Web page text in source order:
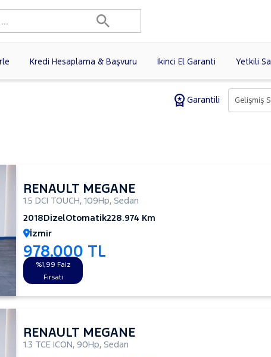
Kredi Hesaplama & Başvuru İkinci El Garanti Yetkili
Garantili
RENAULT MEGANE
1.5 DCI TOUCH, 109Hp, Sedan
2018DizelOtomatik228.974 Km
İzmir
978.000 TL
%1,99 Faiz
Fırsatı
RENAULT MEGANE
1.3 TCE ICON, 90Hp, Sedan